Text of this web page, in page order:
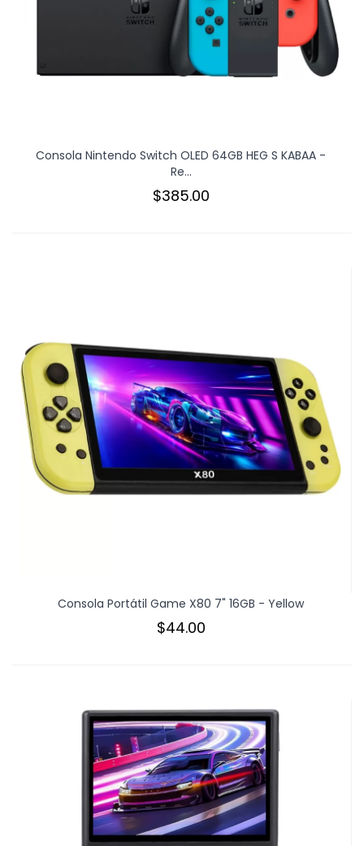
Consola Nintendo Switch OLED 64GB HEG S KABAA -
Re...
$385.00
Consola Portátil Game X80 7" 16GB - Yellow
$44.00